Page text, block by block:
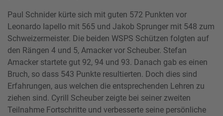
Paul Schnider kürte sich mit guten 572 Punkten vor
Leonardo Iapello mit 565 und Jakob Sprunger mit 548 zum
Schweizermeister. Die beiden WSPS Schützen folgten auf
den Rängen 4 und 5, Amacker vor Scheuber. Stefan
Amacker startete gut 92, 94 und 93. Danach gab es einen
Bruch, so dass 543 Punkte resultierten. Doch dies sind
Erfahrungen, aus welchen die entsprechenden Lehren zu
ziehen sind. Cyrill Scheuber zeigte bei seiner zweiten
Teilnahme Fortschritte und verbesserte seine persönliche